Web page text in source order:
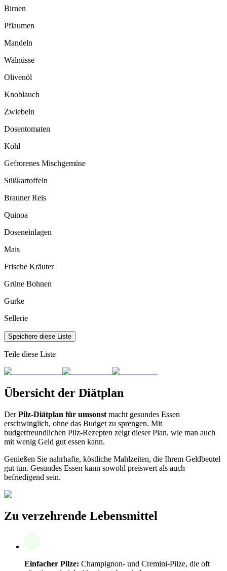
Birnen
Pflaumen
Mandeln
Walnüsse
Olivenöl
Knoblauch
Zwiebeln
Dosentomaten
Kohl
Gefrorenes Mischgemüse
Süßkartoffeln
Brauner Reis
Quinoa
Doseneinlagen
Mais
Frische Kräuter
Grüne Bohnen
Gurke
Sellerie
Speichere diese Liste
Teile diese Liste
Übersicht der Diätplan
DerPilz-Diätplan für umsonst macht gesundes Essen
erschwinglich, ohne das Budget zu sprengen. Mit
budgetfreundlichen Pilz-Rezepten zeigt dieser Plan, wie man auch
mit wenig Geld gut essen kann.
Genießen Sie nahrhafte, köstliche Mahlzeiten, die Ihrem Geldbeutel
gut tun. Gesundes Essen kann sowohl preiswert als auch
befriedigend sein.
Zu verzehrende Lebensmittel
Einfacher Pilze: Champignon- und Cremini-Pilze, die oft